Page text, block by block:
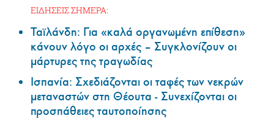
ΕΙΔΗΣΕΙΣ ΣΗΜΕΡΑ:
Ταϊλάνδη: Για «καλά οργανωμένη επίθεση»
κάνουν λόγο οι αρχές – Συγκλονίζουν οι
μάρτυρες της τραγωδίας
Ισπανία: Σχεδιάζονται οι ταφές των νεκρών
μεταναστών στη Θέουτα - Συνεχίζονται οι
προσπάθειες ταυτοποίησης